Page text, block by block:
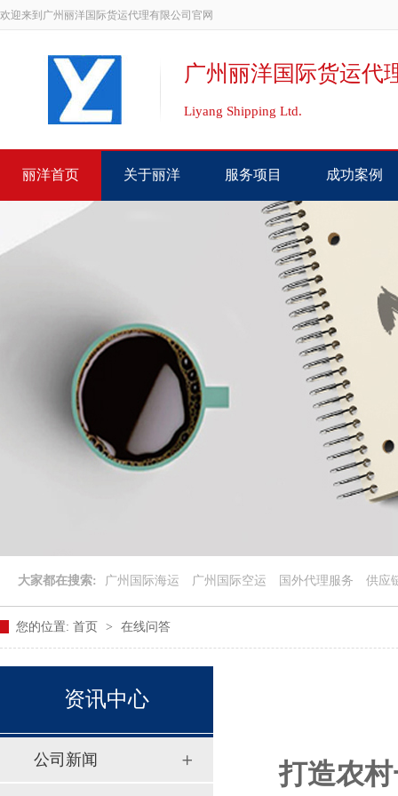
欢迎来到广州丽洋国际货运代理有限公司官网
广州丽洋国际货运代
Liyang Shipping Ltd.
丽洋首页 关于丽洋 服务项目 成功案例
大家都在搜索: 广州国际海运 广州国际空运 国外代理服务 供应
您的位置: 首页 > 在线问答
打造农
资讯中心
公司新闻